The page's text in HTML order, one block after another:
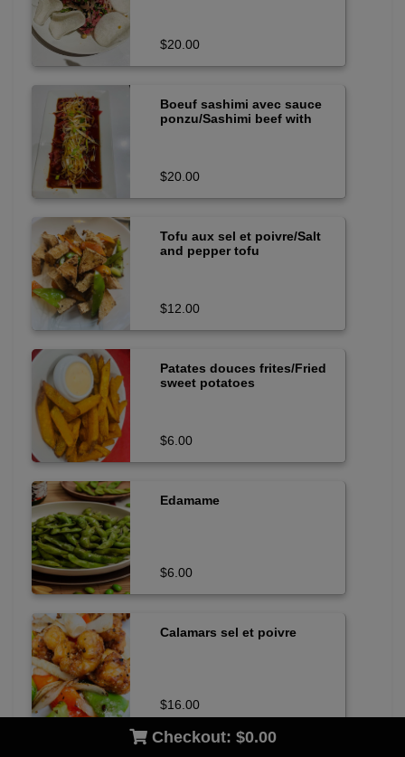
$20.00
Boeuf sashimi avec sauce
ponzu/Sashimi beef with
$20.00
Tofu aux sel et poivre/Salt
and pepper tofu
$12.00
Patates douces frites/Fried
sweet potatoes
$6.00
Edamame
$6.00
Calamars sel et poivre
$16.00
Checkout: $0.00